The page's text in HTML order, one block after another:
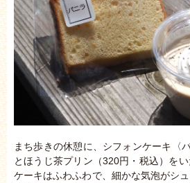
まち歩きの休憩に、シフォンケーキ〈
とほうじ茶プリン（320円・税込）を
ケーキはふわふわで、細かな気泡がシ